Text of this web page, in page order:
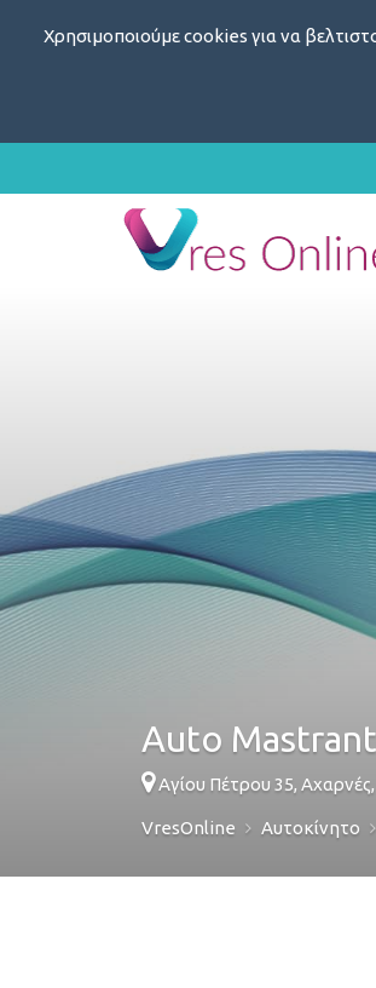
Χρησιμοποιούμε cookies για να
Auto
Αγίου Πέτρου 35, Αχαρνές,
VresOnline Αυτοκίνητο